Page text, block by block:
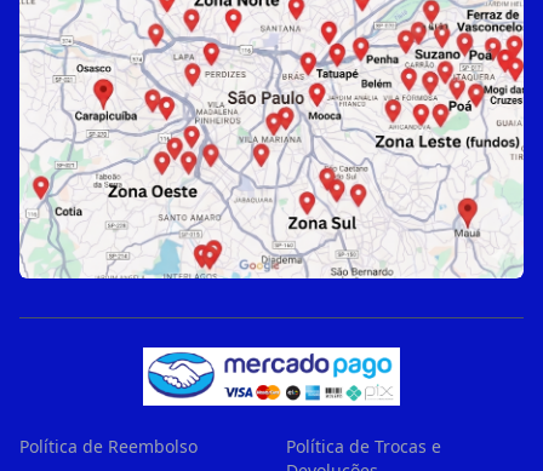
Política de Reembolso
Política de Trocas e